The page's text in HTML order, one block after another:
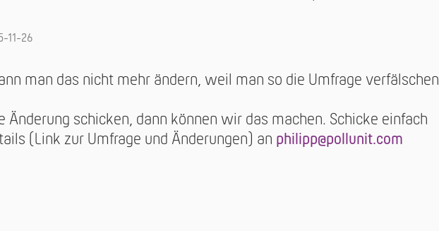
11-26
man das nicht mehr ändern, weil man so die Umfrage verfälschen
Änderung schicken, dann können wir das machen. Schicke einfach
(Link zur Umfrage und Änderungen) an philipp@pollunit.com